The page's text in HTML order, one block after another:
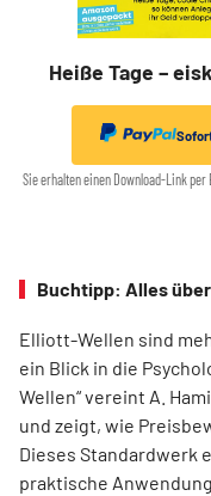
Heiße Tage –
Sie erhalten einen Download-Link per
Buchtipp: Alles
Elliott-Wellen sind
ein Blick in die
Wellen“ vereint A.
und zeigt, wie
Dieses Standardwerk
praktische